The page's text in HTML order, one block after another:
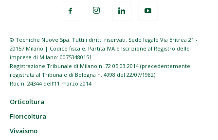
© Tecniche Nuove Spa. Tutti i diritti riservati. Sede legale Via Eritrea 21 -
20157 Milano | Codice fiscale, Partita IVA e Iscrizione al Registro delle
imprese di Milano: 00753480151
Registrazione Tribunale di Milano n. 72 05.03.2014 (precedentemente
registrata al Tribunale di Bologna n. 4998 del 22/07/1982)
Roc n. 24344 dell’11 marzo 2014
Orticoltura
Floricoltura
Vivaismo